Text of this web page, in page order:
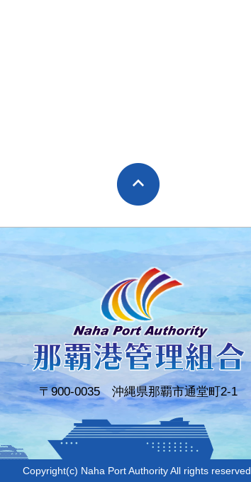
〒900-0035 沖縄県那覇市通堂町2-1
Copyright(c) Naha Port Authority All rights reserved.